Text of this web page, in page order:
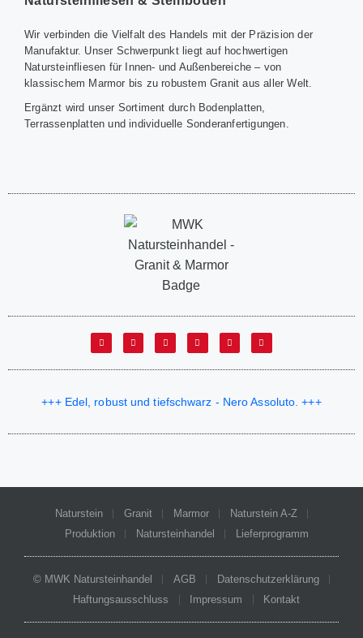
Wir verbinden die Vielfalt des Handels mit der Präzision der
Manufaktur. Unser Schwerpunkt liegt auf hochwertigen
Natursteinfliesen für Innen- und Außenbereiche – von
klassischem Marmor bis zu robustem Granit aus aller Welt.
Ergänzt wird unser Sortiment durch Bodenplatten,
Terrassenplatten und individuelle Sonderanfertigungen.
+++ Edel, robust und tiefschwarz - Nero Assoluto. +++
Naturstein Granit Marmor
Naturstein A-Z
Produktion
Natursteinhandel Lieferprogramm
© MWK Natursteinhandel AGB
Datenschutzerklärung
Haftungsausschluss
Impressum Kontakt